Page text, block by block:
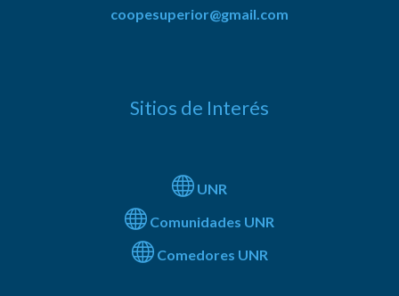
coopesuperior@gmail.com
Sitios de Interés
UNR
Comunidades UNR
Comedores UNR